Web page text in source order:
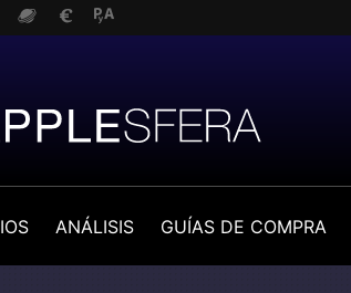
IOS ANÁLISIS GUÍAS DE COMPRA